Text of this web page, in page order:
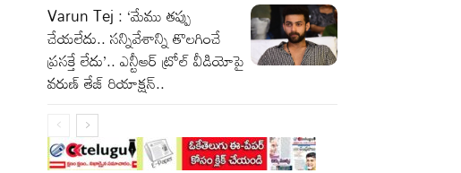
Varun Tej : ‘మేము తప్పు
చేయలేదు.. సన్నివేశాన్ని తొలగించే
ప్రసక్తే లేదు’.. ఎన్టీఆర్ ట్రోల్ వీడియోపై
వరుణ్ తేజ్ రియాక్షన్..